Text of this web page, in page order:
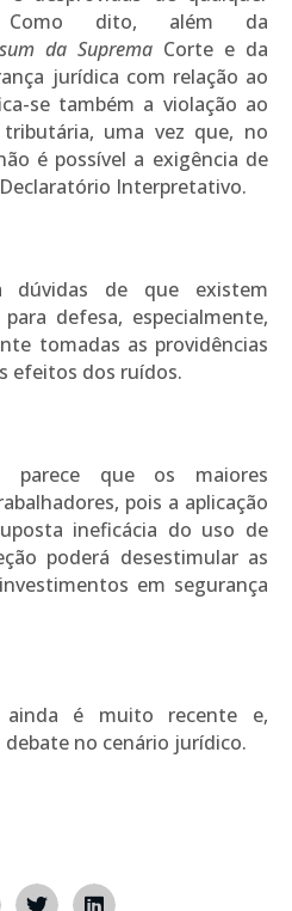
Como dito, além da
da Suprema Corte e da
jurídica com relação ao
se também a violação ao
uma vez que, no
é possível a exigência de
Interpretativo.
dúvidas de que existem
defesa, especialmente,
tomadas as providências
efeitos dos ruídos.
que os maiores
pois a aplicação
ineficácia do uso de
poderá desestimular as
em segurança
ainda é muito recente e,
no cenário jurídico.